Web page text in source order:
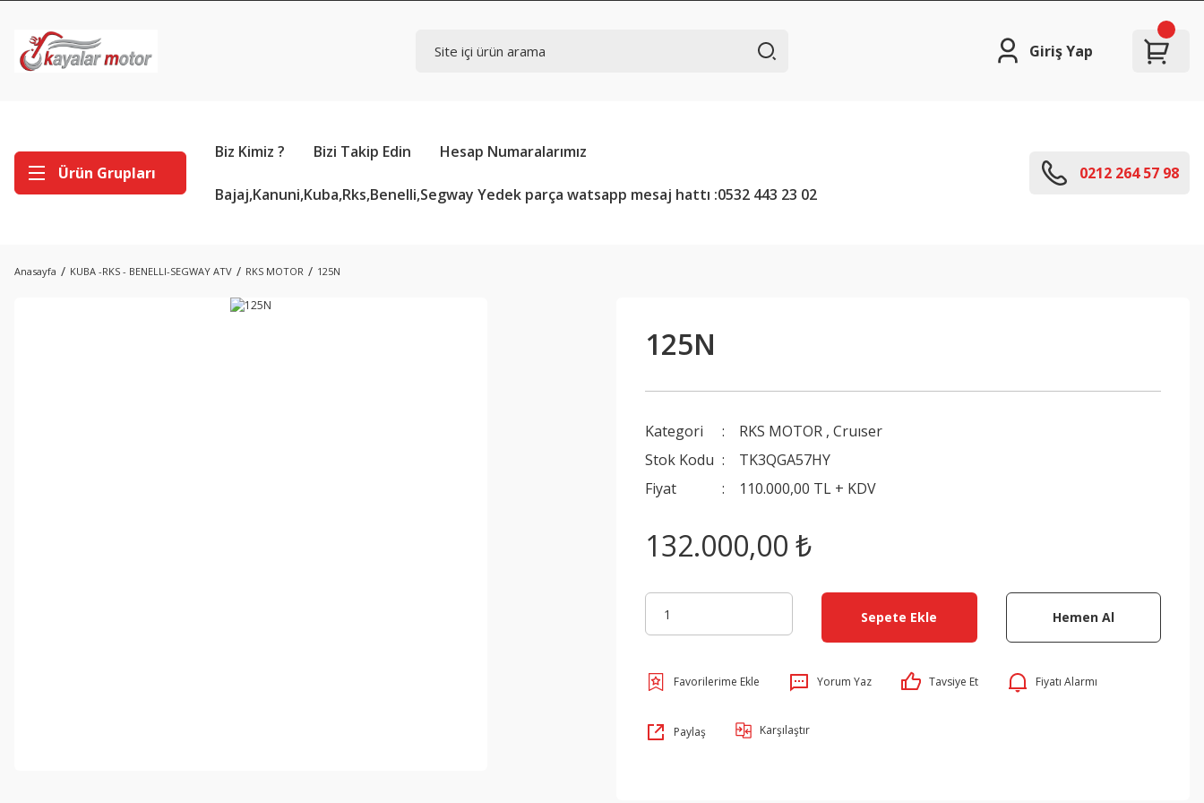
Giriş Yap
Ürün Grupları
Biz Kimiz ? Bizi Takip Edin Hesap Numaralarımız
Bajaj,Kanuni,Kuba,Rks,Benelli,Segway Yedek parça watsapp mesaj hattı :0532 443 23 02
0212 264 57 98
Anasayfa KUBA -RKS - BENELLI-SEGWAY ATV RKS MOTOR 125N
125N
Kategori RKS MOTOR ,Cruıser
Stok Kodu
TK3QGA57HY
Fiyat
110.000,00 TL + KDV
132.000,00 ₺
Sepete Ekle Hemen Al
Yorum Yaz Tavsiye Et Fiyatı Alarmı
Paylaş Karşılaştır